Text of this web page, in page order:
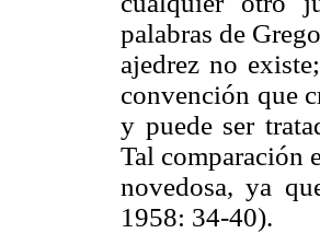
palabras de
ajedrez no
convención que
y puede ser
Tal comparación
novedosa, ya
1958: 34-40).